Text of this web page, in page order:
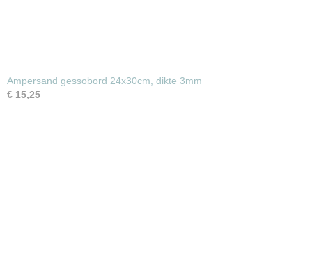
Ampersand gessobord 24x30cm, dikte 3mm
€ 15,25